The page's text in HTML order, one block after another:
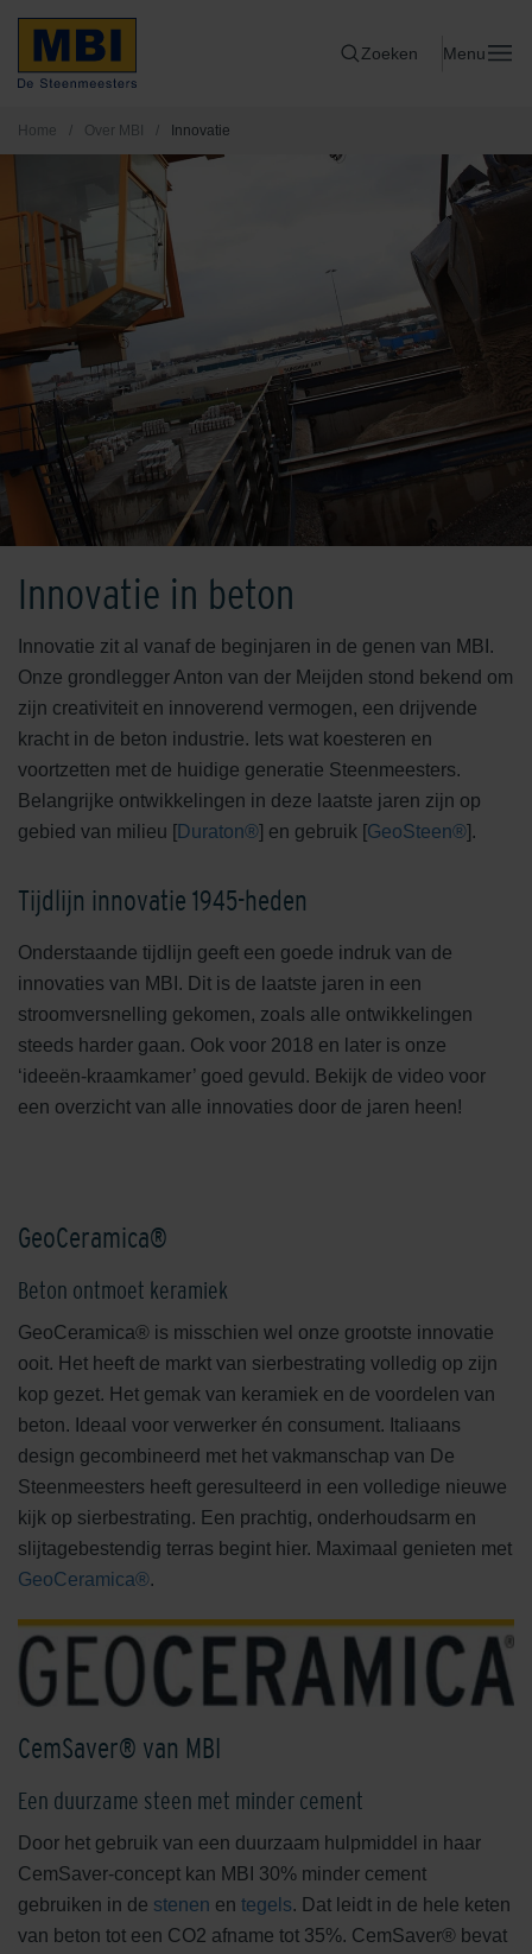
Zoeken Menu
Home / Over MBI / Innovatie
Innovatie in beton
Innovatie zit al vanaf de beginjaren in de genen van MBI.
Onze grondlegger Anton van der Meijden stond bekend om
zijn creativiteit en innoverend vermogen, een drijvende
kracht in de beton industrie. Iets wat koesteren en
voortzetten met de huidige generatie Steenmeesters.
Belangrijke ontwikkelingen in deze laatste jaren zijn op
gebied van milieu [Duraton®] en gebruik [GeoSteen®].
Tijdlijn innovatie 1945-heden
Onderstaande tijdlijn geeft een goede indruk van de
innovaties van MBI. Dit is de laatste jaren in een
stroomversnelling gekomen, zoals alle ontwikkelingen
steeds harder gaan. Ook voor 2018 en later is onze
‘ideeën-kraamkamer’ goed gevuld. Bekijk de video voor
een overzicht van alle innovaties door de jaren heen!
GeoCeramica®
Beton ontmoet keramiek
GeoCeramica® is misschien wel onze grootste innovatie
ooit. Het heeft de markt van sierbestrating volledig op zijn
kop gezet. Het gemak van keramiek en de voordelen van
beton. Ideaal voor verwerker én consument. Italiaans
design gecombineerd met het vakmanschap van De
Steenmeesters heeft geresulteerd in een volledige nieuwe
kijk op sierbestrating. Een prachtig, onderhoudsarm en
slijtagebestendig terras begint hier. Maximaal genieten met
GeoCeramica®.
CemSaver® van MBI
Een duurzame steen met minder cement
Door het gebruik van een duurzaam hulpmiddel in haar
CemSaver-concept kan MBI 30% minder cement
gebruiken in de stenen en tegels. Dat leidt in de hele keten
van beton tot een CO2 afname tot 35%. CemSaver® bevat